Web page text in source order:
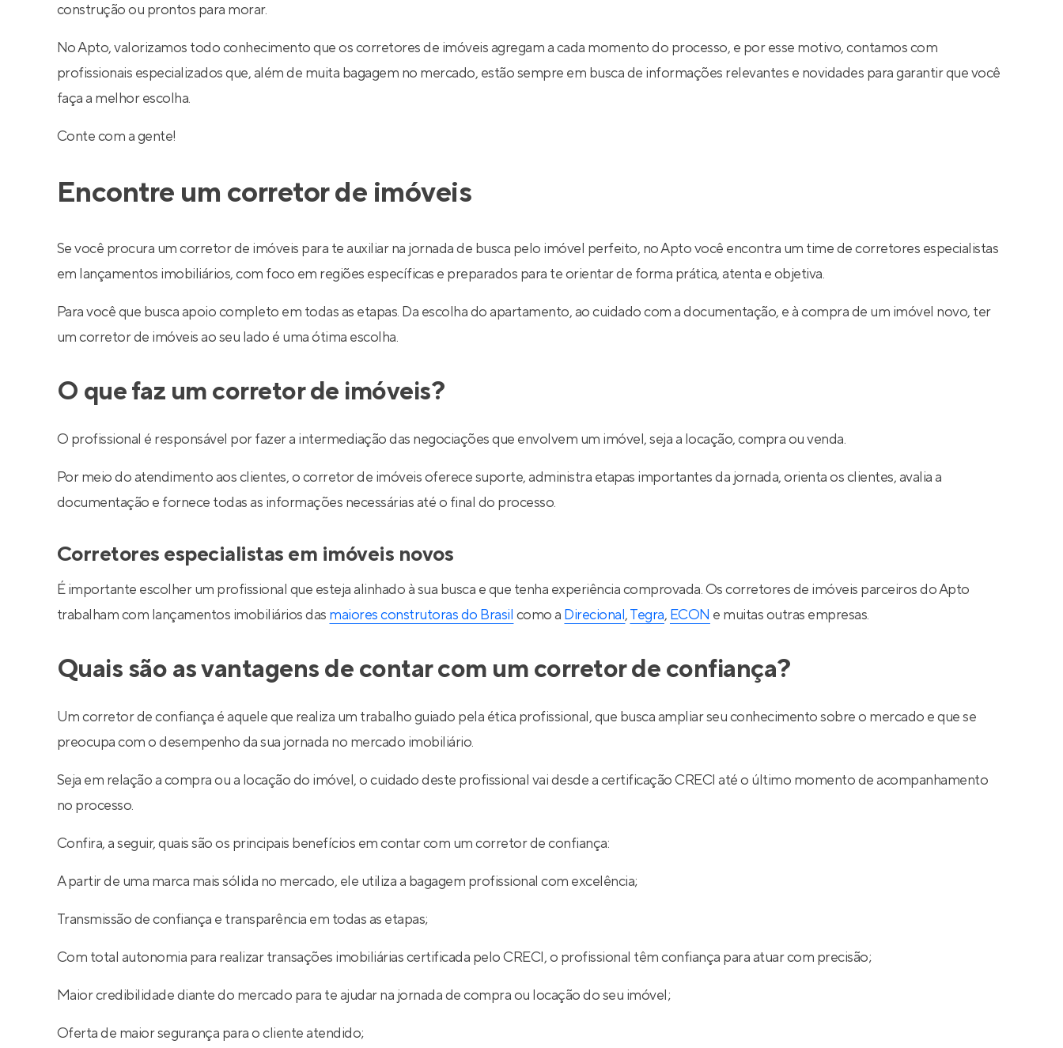
construção ou prontos para morar.
No Apto, valorizamos todo conhecimento que os corretores de imóveis agregam a cada momento do processo, e por esse motivo, contamos com
profissionais especializados que, além de muita bagagem no mercado, estão sempre em busca de informações relevantes e novidades para garantir que você
faça a melhor escolha.
Conte com a gente!
Encontre um corretor de imóveis
Se você procura um corretor de imóveis para te auxiliar na jornada de busca pelo imóvel perfeito, no Apto você encontra um time de corretores especialistas
em lançamentos imobiliários, com foco em regiões específicas e preparados para te orientar de forma prática, atenta e objetiva.
Para você que busca apoio completo em todas as etapas. Da escolha do apartamento, ao cuidado com a documentação, e à compra de um imóvel novo, ter
um corretor de imóveis ao seu lado é uma ótima escolha.
O que faz um corretor de imóveis?
O profissional é responsável por fazer a intermediação das negociações que envolvem um imóvel, seja a locação, compra ou venda.
Por meio do atendimento aos clientes, o corretor de imóveis oferece suporte, administra etapas importantes da jornada, orienta os clientes, avalia a
documentação e fornece todas as informações necessárias até o final do processo.
Corretores especialistas em imóveis novos
É importante escolher um profissional que esteja alinhado à sua busca e que tenha experiência comprovada. Os corretores de imóveis parceiros do Apto
trabalham com lançamentos imobiliários das maiores construtoras do Brasil como a Direcional,Tegra, ECON e muitas outras empresas.
Quais são as vantagens de contar com um corretor de confiança?
Um corretor de confiança é aquele que realiza um trabalho guiado pela ética profissional, que busca ampliar seu conhecimento sobre o mercado e que se
preocupa com o desempenho da sua jornada no mercado imobiliário.
Seja em relação a compra ou a locação do imóvel, o cuidado deste profissional vai desde a certificação CRECI até o último momento de acompanhamento
no processo.
Confira, a seguir, quais são os principais benefícios em contar com um corretor de confiança:
A partir de uma marca mais sólida no mercado, ele utiliza a bagagem profissional com excelência;
Transmissão de confiança e transparência em todas as etapas;
Com total autonomia para realizar transações imobiliárias certificada pelo CRECI, o profissional têm confiança para atuar com precisão;
Maior credibilidade diante do mercado para te ajudar na jornada de compra ou locação do seu imóvel;
Oferta de maior segurança para o cliente atendido;